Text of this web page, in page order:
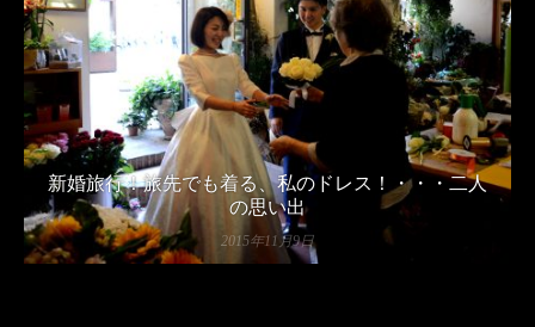
新婚旅行！旅先でも着る、私のドレス！・・・二人
の思い出
2015年11月9日